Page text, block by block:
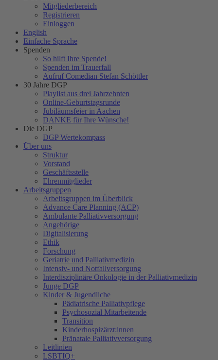
Mitgliederbereich
Registrieren
Einloggen
English
Einfache Sprache
Spenden
So hilft Ihre Spende!
Spenden im Trauerfall
Aufruf Comedian Stefan Schöttler
30 Jahre DGP
Playlist aus drei Jahrzehnten
Online-Geburtstagsrunde
Jubiläumsfeier in Aachen
DANKE für Ihre Wünsche!
Die DGP
DGP Wertekompass
Über uns
Struktur
Vorstand
Geschäftsstelle
Ehrenmitglieder
Arbeitsgruppen
Arbeitsgruppen im Überblick
Advance Care Planning (ACP)
Ambulante Palliativversorgung
Angehörige
Digitalisierung
Ethik
Forschung
Geriatrie und Palliativmedizin
Intensiv- und Notfallversorgung
Interdisziplinäre Onkologie in der Palliativmedizin
Junge DGP
Kinder & Jugendliche
Pädiatrische Palliativpflege
Psychosozial Mitarbeitende
Transition
Kinderhospizärzt:innen
Pränatale Palliativversorgung
Leitlinien
LSBTIQ+